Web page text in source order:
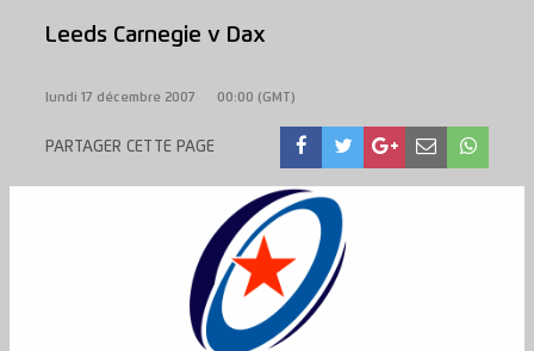
Leeds Carnegie v Dax
lundi 17 décembre 2007 00:00 (GMT)
PARTAGER CETTE PAGE